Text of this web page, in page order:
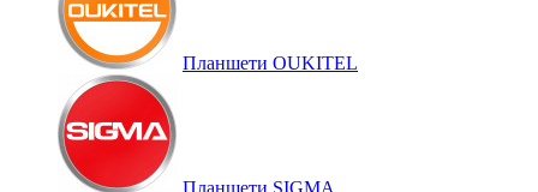
Планшети OUKITEL
Планшети SIGMA